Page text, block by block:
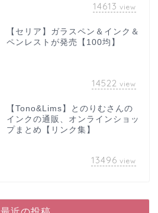
14613 view
【セリア】ガラスペン＆インク＆
ペンレストが発売【100均】
14522 view
【Tono&Lims】とのりむさんの
インクの通販、オンラインショッ
プまとめ【リンク集】
13496 view